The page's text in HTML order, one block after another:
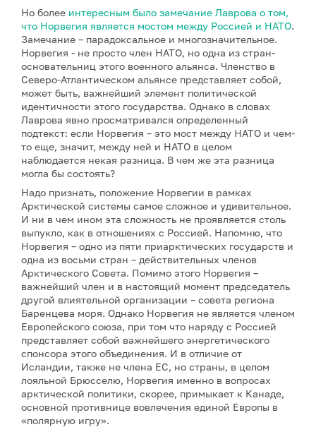
Но более интересным было замечание Лаврова о том,
что Норвегия является мостом между Россией и НАТО.
Замечание – парадоксальное и многозначительное.
Норвегия - не просто член НАТО, но одна из стран-
основательниц этого военного альянса. Членство в
Северо-Атлантическом альянсе представляет собой,
может быть, важнейший элемент политической
идентичности этого государства. Однако в словах
Лаврова явно просматривался определенный
подтекст: если Норвегия – это мост между НАТО и чем-
то еще, значит, между ней и НАТО в целом
наблюдается некая разница. В чем же эта разница
могла бы состоять?
Надо признать, положение Норвегии в рамках
Арктической системы самое сложное и удивительное.
И ни в чем ином эта сложность не проявляется столь
выпукло, как в отношениях с Россией. Напомню, что
Норвегия – одно из пяти приарктических государств и
одна из восьми стран – действительных членов
Арктического Совета. Помимо этого Норвегия –
важнейший член и в настоящий момент председатель
другой влиятельной организации – совета региона
Баренцева моря. Однако Норвегия не является членом
Европейского союза, при том что наряду с Россией
представляет собой важнейшего энергетического
спонсора этого объединения. И в отличие от
Исландии, также не члена ЕС, но страны, в целом
лояльной Брюсселю, Норвегия именно в вопросах
арктической политики, скорее, примыкает к Канаде,
основной противнице вовлечения единой Европы в
«полярную игру».